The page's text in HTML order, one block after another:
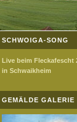
SCHWOIGA-SONG
Live beim Fleckafescht
in Schwaikheim
GEMÄLDE GALERIE